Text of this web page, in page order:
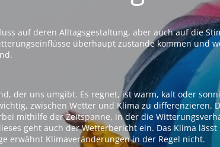
auf deren Alltagsgestaltung, aber auch auf die
überhaupt zustande kommen und
der uns umgibt. Es regnet, ist warm, kalt oder
zwischen Wetter und Klima zu differenzieren.
mithilfe der Zeitspanne, in der die
geht auch der Wetterbericht ein. Das Klima
erwähnt Klimaveränderungen in der Regel nicht.